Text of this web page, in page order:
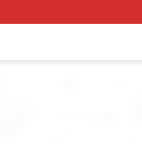
Bhabinkamtibmas